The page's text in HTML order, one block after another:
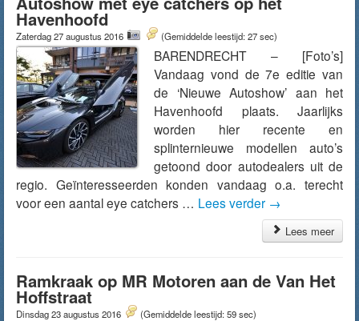
Havenhoofd
Zaterdag 27 augustus 2016 (Gemiddelde leestijd: 27 sec)
BARENDRECHT – [Foto’s]
Vandaag vond de 7e editie van
de ‘Nieuwe Autoshow’ aan het
Havenhoofd plaats. Jaarlijks
worden hier recente en
splinternieuwe modellen auto’s
getoond door autodealers uit de
regio. Geïnteresseerden konden vandaag o.a. terecht
voor een aantal eye catchers … Lees verder →
Lees meer
Ramkraak op MR Motoren aan de Van Het
Hoffstraat
Dinsdag 23 augustus 2016 (Gemiddelde leestijd: 59 sec)